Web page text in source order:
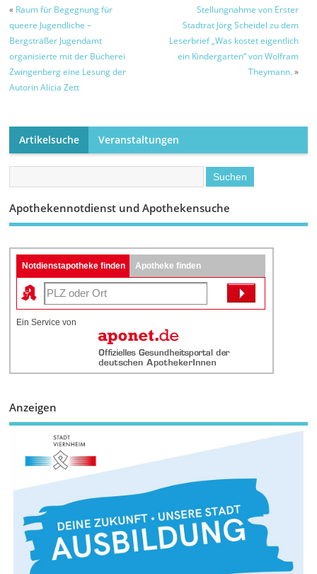
« Raum für Begegnung für
queere Jugendliche –
Bergsträßer Jugendamt
organisierte mit der Bücherei
Zwingenberg eine Lesung der
Autorin Alicia Zett
Stellungnahme von Erster
Stadtrat Jörg Scheidel zu dem
Leserbrief „Was kostet eigentlich
ein Kindergarten“ von Wolfram
Theymann.»
Artikelsuche Veranstaltungen
Apothekennotdienst und Apothekensuche
Notdienstapotheke finden Apotheke finden
Ein Service von
Anzeigen